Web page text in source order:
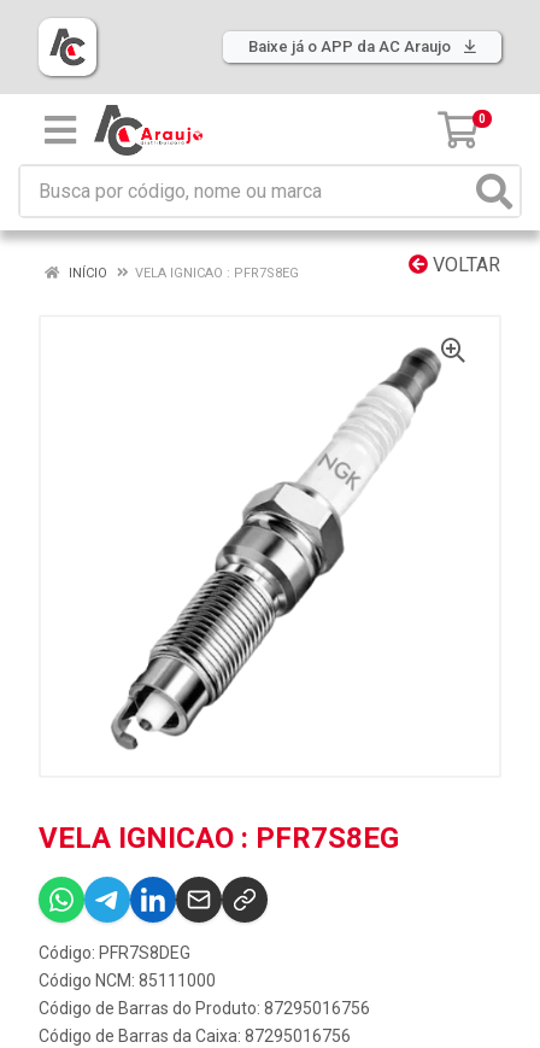
Baixe já o APP da AC Araujo
0
VOLTAR
INÍCIO VELA IGNICAO : PFR7S8EG
VELA IGNICAO : PFR7S8EG
Código: PFR7S8DEG
Código NCM: 85111000
Código de Barras do Produto: 87295016756
Código de Barras da Caixa: 87295016756